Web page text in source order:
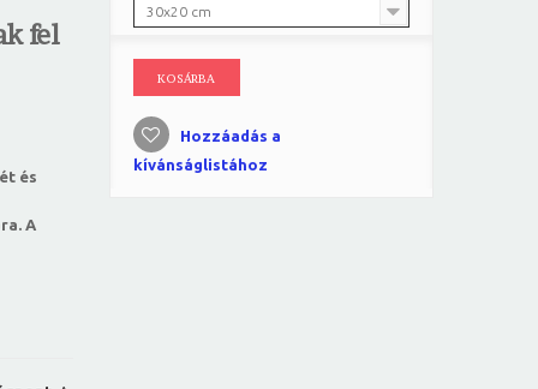
fel
és
A
30x20 cm
KOSÁRBA
Hozzáadás a
kívánságlistához